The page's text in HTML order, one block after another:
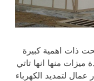
ذات اهمية كبيرة
منها انها تاتي
لتمديد الكهرباء